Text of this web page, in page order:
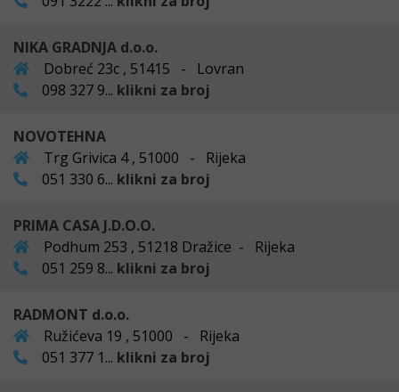
NIKA GRADNJA d.o.o.
Dobreć 23c , 51415 - Lovran
098 327 9... klikni za broj
NOVOTEHNA
Trg Grivica 4 , 51000 - Rijeka
051 330 6... klikni za broj
PRIMA CASA J.D.O.O.
Podhum 253 , 51218 Dražice - Rijeka
051 259 8... klikni za broj
RADMONT d.o.o.
Ružićeva 19 , 51000 - Rijeka
051 377 1... klikni za broj